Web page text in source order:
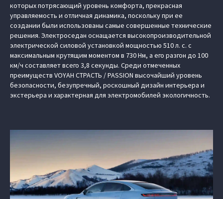
которых потрясающий уровень комфорта, прекрасная
управляемость и отличная динамика, поскольку при ее
создании были использованы самые совершенные технические
решения. Электроседан оснащается высокопроизводительной
электрической силовой установкой мощностью 510 л. с. с
максимальным крутящим моментом в 730 Нм, а его разгон до 100
км/ч составляет всего 3,8 секунды. Среди отмеченных
преимуществ VOYAH СТРАСТЬ / PASSION высочайший уровень
безопасности, безупречный, роскошный дизайн интерьера и
экстерьера и характерная для электромобилей экологичность.